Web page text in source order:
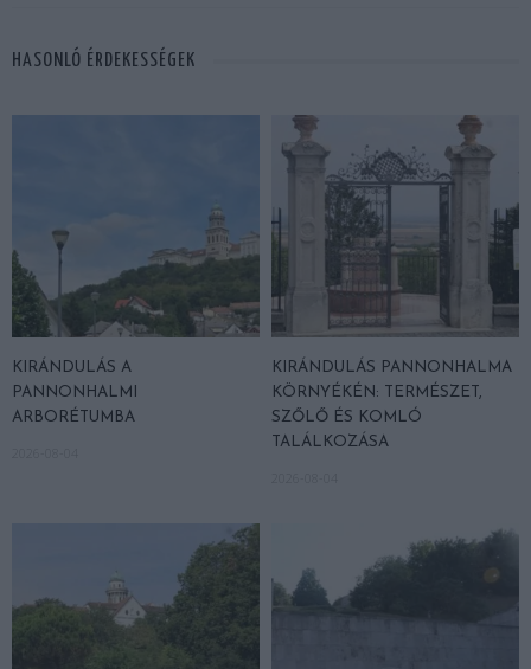
HASONLÓ ÉRDEKESSÉGEK
KIRÁNDULÁS A
PANNONHALMI
ARBORÉTUMBA
KIRÁNDULÁS PANNONHALMA
KÖRNYÉKÉN: TERMÉSZET,
SZŐLŐ ÉS KOMLÓ
TALÁLKOZÁSA